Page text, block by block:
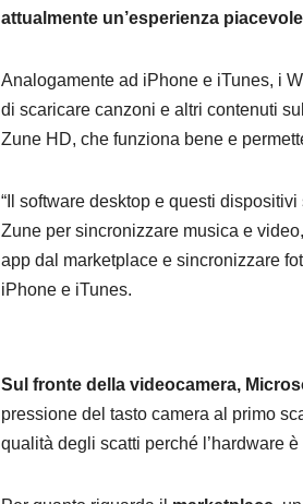
attualmente un’esperienza piacevole
Analogamente ad iPhone e iTunes, i
di scaricare canzoni e altri contenuti
Zune HD, che funziona bene e
“Il software desktop e questi
Zune per sincronizzare musica e
app dal marketplace e sincronizzare
iPhone e iTunes.
Sul fronte della videocamera,
pressione del tasto camera al primo
qualità degli scatti perché l’hardware è